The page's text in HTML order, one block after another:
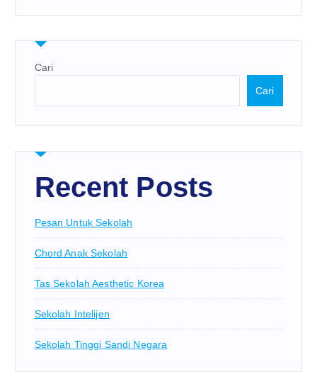
Cari
Cari
Recent Posts
Pesan Untuk Sekolah
Chord Anak Sekolah
Tas Sekolah Aesthetic Korea
Sekolah Intelijen
Sekolah Tinggi Sandi Negara